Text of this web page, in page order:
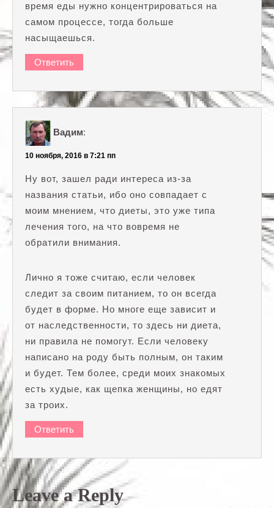
время еды нужно концентрироваться на
самом процессе, тогда больше
насыщаешься.
Ответить
Вадим:
10 ноября, 2016 в 7:21 пп
Ну вот, зашел ради интереса из-за
названия статьи, ибо оно совпадает с
моим мнением, что диеты, это уже типа
лечения того, на что вовремя не
обратили внимания.
Лично я тоже считаю, если человек
следит за своим питанием, то он всегда
будет в форме. Но многе еще зависит и
от наследственности, то здесь ни диета,
ни правила не помогут. Если человеку
написано на роду быть полным, он таким
и будет. Тем более, среди моих знакомых
есть худые, как щепка женщины, но едят
за троих.
Ответить
Leave a Reply